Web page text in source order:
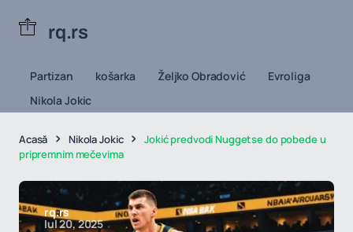
rq.rs
Partizan košarka Željko Obradović
Evroliga
Nikola Jokic
Acasă Nikola Jokic
Jokić predvodi Nuggetse do pobede u
pripremnim mečevima
rq.rs
Iul 20, 2025